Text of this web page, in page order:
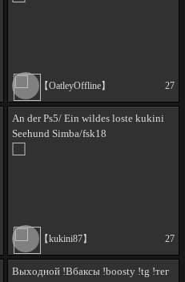
【OatleyOffline】 27
An der Ps5/ Ein wildes loste kukini
Seehund Simba/fsk18
【kukini87】 27
Выходной !Вбаксы !boosty !tg !тег